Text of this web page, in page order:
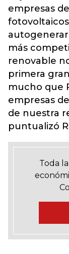
empresas
más
renovable
primera
mucho que
empresas
de nuestra
puntualizó
Toda